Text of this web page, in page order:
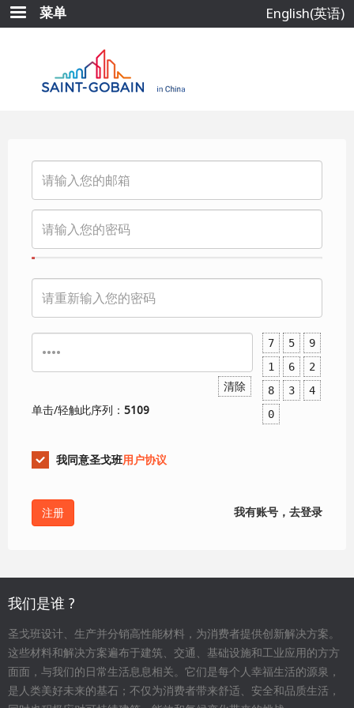
跳
转
菜单 English(英语)
清除
7 5
9
1
6
2
8
3
4
0
单击/轻触此序列： 5109
我同意圣戈班用户协议
我有账号，去登录
我们是谁 ?
圣戈班设计、生产并分销高性能材料，为消费者提供创新解决方案。
这些材料和解决方案遍布于建筑、交通、基础设施和工业应用的方方
面面，与我们的日常生活息息相关。它们是每个人幸福生活的源泉，
是人类美好未来的基石；不仅为消费者带来舒适、安全和品质生活，